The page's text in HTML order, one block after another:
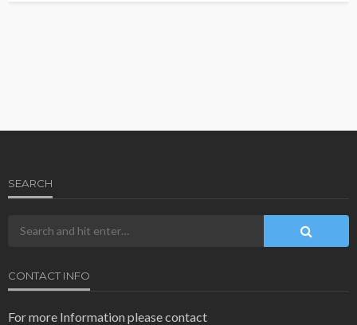
SEARCH
CONTACT INFO
For more Information please contact